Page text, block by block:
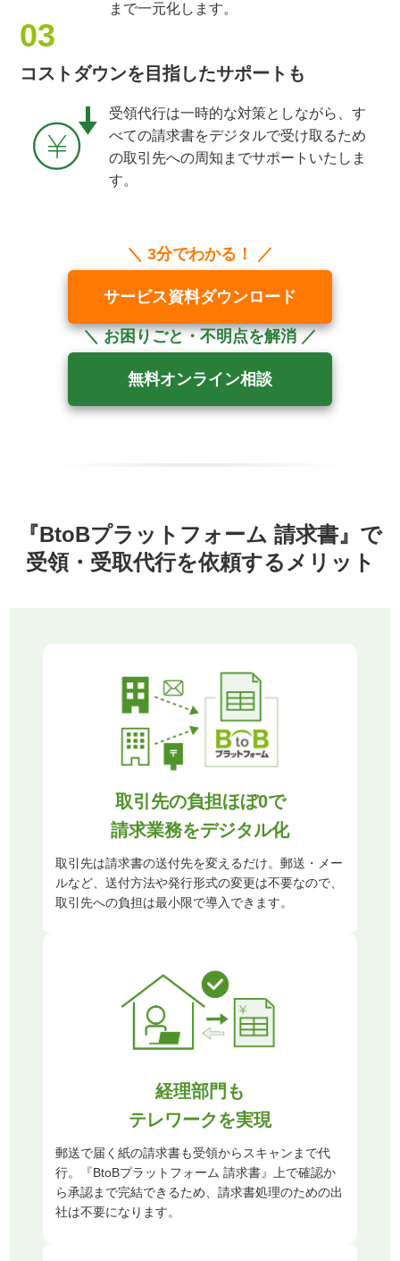
まで一元化します。
03
コストダウンを 目指したサポートも
受領代行は一時的な対策としながら、す
べての請求書をデジタルで受け取るため
の取引先への周知までサポートいたしま
す。
サービス資料ダウンロード
無料オンライン相談
『BtoBプラットフォーム 請求書』で
受領・受取代行を依頼するメリット
取引先の負担ほぼ0で
請求業務をデジタル化
取引先は請求書の送付先を変えるだけ。郵送・メー
ルなど、送付方法や発行形式の変更は不要なので、
取引先への負担は最小限で導入できます。
経理部門も
テレワークを実現
郵送で届く紙の請求書も受領からスキャンまで代
行。『BtoBプラットフォーム 請求書』上で確認か
ら承認まで完結できるため、請求書処理のための出
社は不要になります。